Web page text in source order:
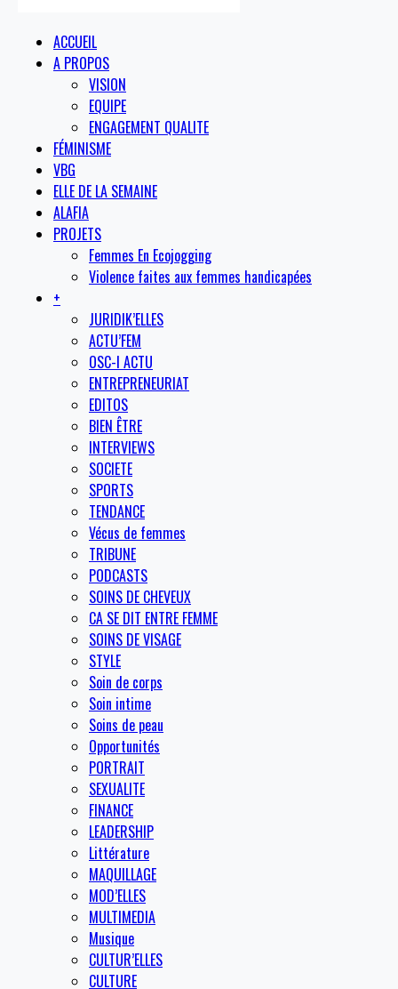
ACCUEIL
A PROPOS
VISION
EQUIPE
ENGAGEMENT QUALITE
FÉMINISME
VBG
ELLE DE LA SEMAINE
ALAFIA
PROJETS
Femmes En Ecojogging
Violence faites aux femmes handicapées
+
JURIDIK’ELLES
ACTU’FEM
OSC-I ACTU
ENTREPRENEURIAT
EDITOS
BIEN ÊTRE
INTERVIEWS
SOCIETE
SPORTS
TENDANCE
Vécus de femmes
TRIBUNE
PODCASTS
SOINS DE CHEVEUX
CA SE DIT ENTRE FEMME
SOINS DE VISAGE
STYLE
Soin de corps
Soin intime
Soins de peau
Opportunités
PORTRAIT
SEXUALITE
FINANCE
LEADERSHIP
Littérature
MAQUILLAGE
MOD’ELLES
MULTIMEDIA
Musique
CULTUR’ELLES
CULTURE